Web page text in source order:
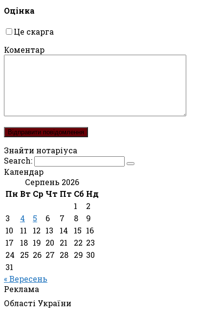
Оцінка
Це скарга
Коментар
Знайти нотаріуса
Search:
Календар
Серпень 2026
Пн Вт Ср Чт Пт Сб Нд
1
2
3
4 5 6 7 8
9
10
11 12 13 14 15 16
17
18 19 20 21 22 23
24
25 26 27 28 29 30
31
« Вересень
Реклама
Області України